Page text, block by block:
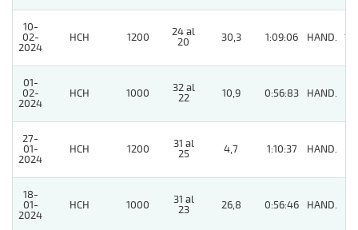
10-
02-
2024
HCH 1200
24 al
20
30,3 1:09:06 HAND. 13
01-
02-
2024
HCH 1000
32 al
22
10,9 0:56:83 HAND.
27-
01-
2024
HCH 1200
31 al
25
4,7 1:10:37 HAND.
18-
01-
2024
HCH 1000
31 al
23
26,8 0:56:46 HAND.